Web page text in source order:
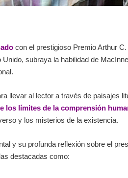
con el prestigioso Premio Arthur
subraya la habilidad de
llevar al lector a través de paisajes
los límites de la comprensión
y los misterios de la existencia.
y su profunda reflexión sobre el
destacadas como: